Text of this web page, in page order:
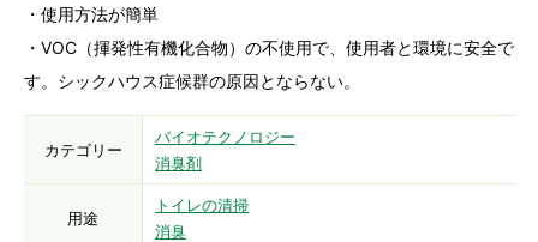
・使用方法が簡単
・VOC（揮発性有機化合物）の不使用で、使用者と環境に安全で
す。シックハウス症候群の原因とならない。
カテゴリー
バイオテクノロジー
消臭剤
用途
トイレの清掃
消臭